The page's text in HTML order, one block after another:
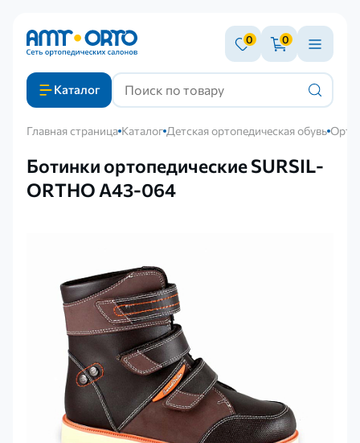
0 0
Каталог
Главная страница Каталог Детская ортопедическая обувь
Ботинки ортопедические SURSIL-
ORTHO А43-064